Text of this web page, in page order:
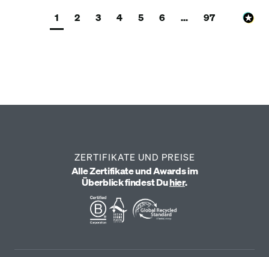
1 2 3 4 5 6 ... 97
ZERTIFIKATE UND PREISE
Alle Zertifikate und Awards im
Überblick findest Duhier.